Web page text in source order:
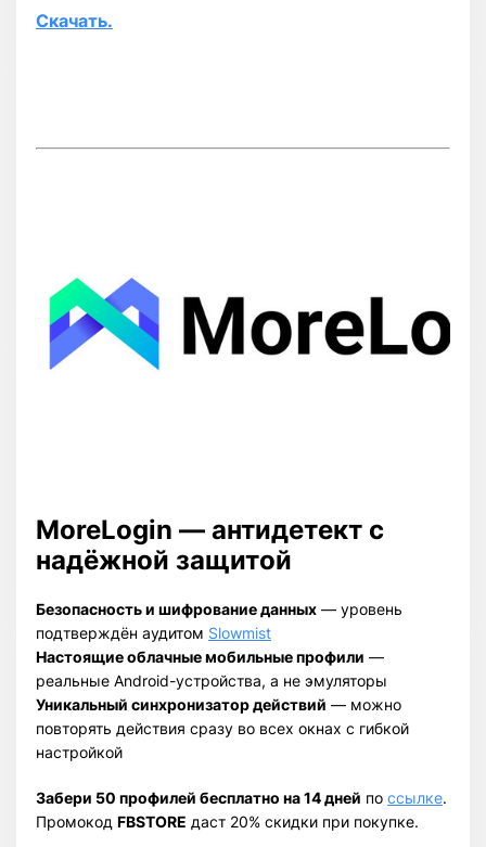
Скачать.
MoreLogin — антидетект с
надёжной защитой
Безопасность и шифрование данных — уровень
подтверждён аудитом Slowmist
Настоящие облачные мобильные профили —
реальные Android-устройства, а не эмуляторы
Уникальный синхронизатор действий — можно
повторять действия сразу во всех окнах с гибкой
настройкой
Забери 50 профилей бесплатно на 14 дней по ссылке.
Промокод FBSTORE даст 20% скидки при покупке.